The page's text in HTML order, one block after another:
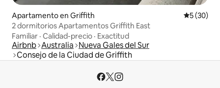
Apartamento en Griffith
5 (30)
2 dormitorios Apartamentos Griffith East
Familiar · Calidad-precio · Exactitud
Airbnb Australia Nueva Gales del Sur
Consejo de la Ciudad de Griffith